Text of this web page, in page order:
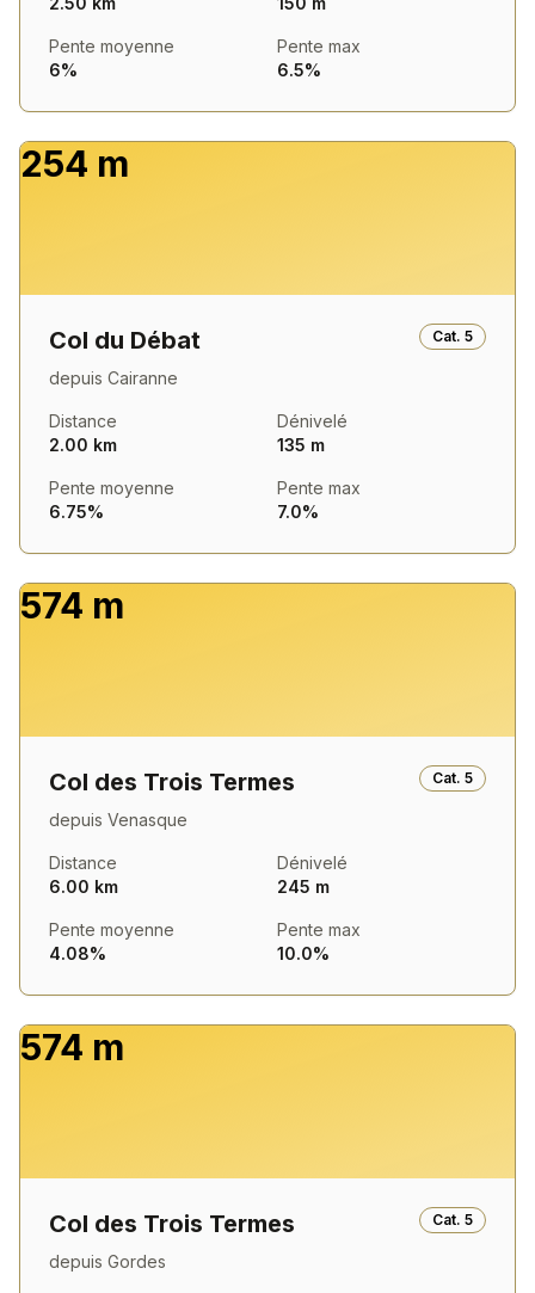
Pente moyenne
6%
Pente max
6.5%
254 m
Col du Débat Cat. 5
depuis Cairanne
Distance
2.00 km
Dénivelé
135 m
Pente moyenne
6.75%
Pente max
7.0%
574 m
Col des Trois Termes Cat. 5
depuis Venasque
Distance
6.00 km
Dénivelé
245 m
Pente moyenne
4.08%
Pente max
10.0%
574 m
Col des Trois Termes Cat. 5
depuis Gordes